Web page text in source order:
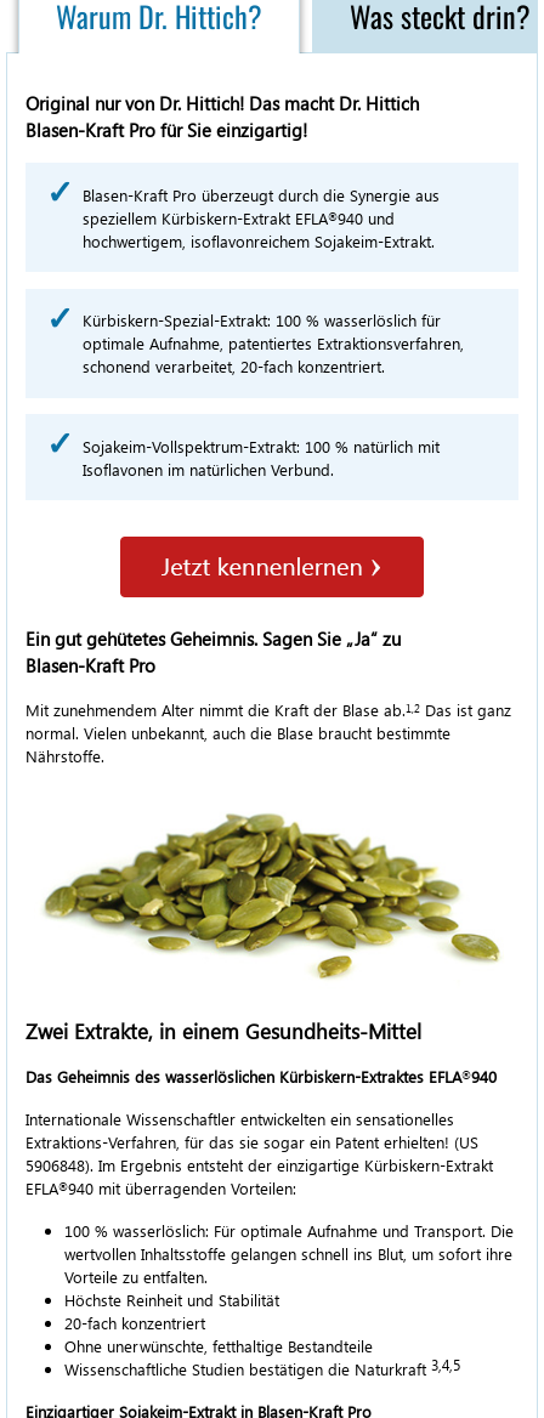
Warum Dr. Hittich? Was steckt drin?
Original nur von Dr. Hittich! Das macht Dr. Hittich
Blasen-Kraft Pro für Sie einzigartig!
Blasen-Kraft Pro überzeugt durch die Synergie aus
speziellem Kürbiskern-Extrakt EFLA®940und
hochwertigem, isoflavonreichem Sojakeim-Extrakt.
Kürbiskern-Spezial-Extrakt: 100 %wasserlöslich für
optimale Aufnahme, patentiertes Extraktionsverfahren,
schonend verarbeitet, 20-fach konzentriert.
Sojakeim-Vollspektrum-Extrakt: 100 %natürlich mit
Isoflavonen im natürlichen Verbund.
Ein gut gehütetes Geheimnis. Sagen Sie „Ja“ zu
Blasen-Kraft Pro
Mit zunehmendem Alter nimmt die Kraft der Blase ab.1,2 Das ist ganz
normal. Vielen unbekannt, auch die Blase braucht bestimmte
Nährstoffe.
Zwei Extrakte, in einem Gesundheits-Mittel
Das Geheimnis des wasserlöslichen Kürbiskern-Extraktes EFLA®940
Internationale Wissenschaftler entwickelten ein sensationelles
Extraktions-Verfahren, für das sie sogar ein Patent erhielten! (US
5906848). Im Ergebnis entsteht der einzigartige Kürbiskern-Extrakt
EFLA®940 mit überragenden Vorteilen:
100 % wasserlöslich: Für optimale Aufnahme und Transport. Die
wertvollen Inhaltsstoffe gelangen schnell ins Blut, um sofort ihre
Vorteile zu entfalten.
Höchste Reinheit und Stabilität
20-fach konzentriert
Ohne unerwünschte, fetthaltige Bestandteile
Wissenschaftliche Studien bestätigen die Naturkraft 3,4,5
Einzigartiger Sojakeim-Extrakt in Blasen-Kraft Pro